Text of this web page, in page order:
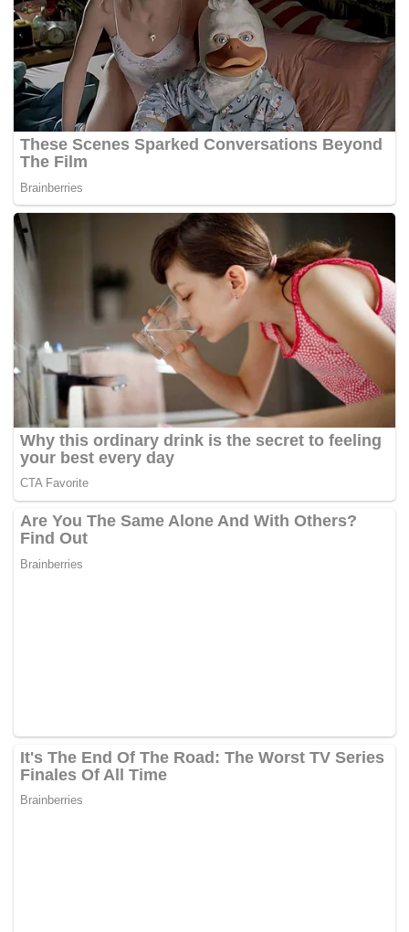
menerusi laman Instagramnya pada Selasa.
Dalam pada itu, bekas perserta program Gegar Vaganza
musim kelima ini memaklumkan dia lebih selesa berkongsi
foto anak-anak dan hal berkaitan aktiviti seni.
“Saya lagi suka kongsi foto anak dan aktiviti serta kerjaya.
Harap lepas ni puas la hati netizen yang asyik tanya pasal
suami saya.
“Saya dan suami masih bersama.. Insya-Allah hingga ke
syurga!,” katanya.
Terdahulu, Linda melalui dua kali alam rumah tangga di
mana menerusi perkahwinan pertama bersama Keifli
Othman, dia dikurniakan dua anak lelaki iaitu Rezaril
Keiflin, 17 dan Rezaiman Keiflin, (meninggal pada usia 12
tahun pada 2014).
Manakala perkahwinan kedua bersama pelakon Syed
Aiman pada 2 Disember 2006 dan dikurniakan tiga anak
lelaki iaitu Syed Rezaqiib, 10, Syed Rezariiq, 7, dan Syed
Rezaliif, 2 tahun. –